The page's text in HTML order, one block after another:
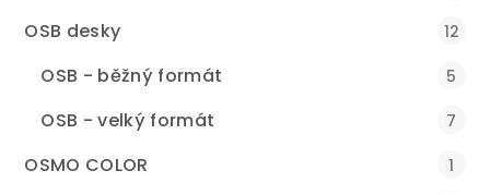
OSB desky 12
OSB - běžný formát 5
OSB - velký formát 7
OSMO COLOR 1